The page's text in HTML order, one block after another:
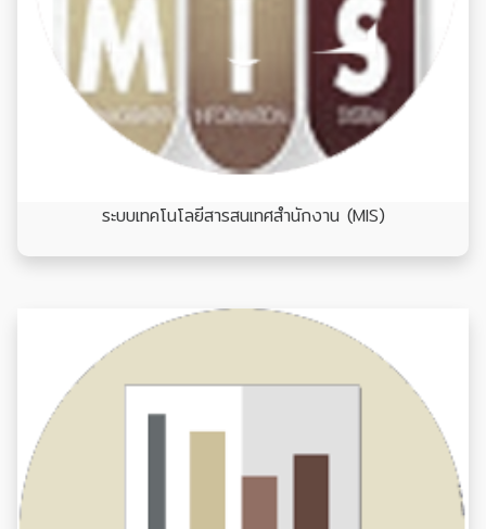
ระบบเทคโนโลยีสารสนเทศสำนักงาน (MIS)